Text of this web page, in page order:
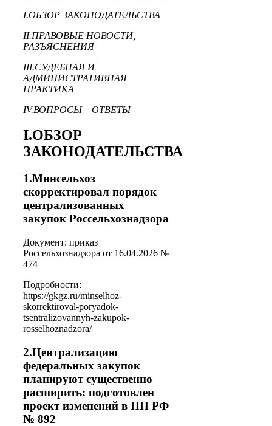
I.ОБЗОР ЗАКОНОДАТЕЛЬСТВА
II.ПРАВОВЫЕ НОВОСТИ,
РАЗЪЯСНЕНИЯ
III.СУДЕБНАЯ И
АДМИНИСТРАТИВНАЯ
ПРАКТИКА
IV.ВОПРОСЫ – ОТВЕТЫ
I.ОБЗОР
ЗАКОНОДАТЕЛЬСТВА
1.Минсельхоз
скорректировал порядок
централизованных
закупок Россельхознадзора
Документ: приказ
Россельхознадзора от 16.04.2026 №
474
Подробности:
https://gkgz.ru/minselhoz-
skorrektiroval-poryadok-
tsentralizovannyh-zakupok-
rosselhoznadzora/
2.Централизацию
федеральных закупок
планируют существенно
расширить: подготовлен
проект изменений в ПП РФ
№ 892